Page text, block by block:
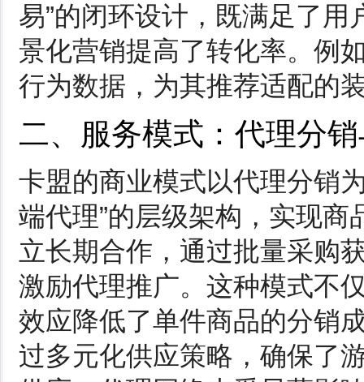
易”的闭环设计，既满足了
景化营销提高了转化率。例
行为数据，为其推荐适配的
二、服务模式：代理分
卡盟的商业模式以代理分销
端代理”的层级架构，实现
立长期合作，通过批量采购
激励代理推广。这种模式不
效应降低了单件商品的分销
过多元化供应策略，确保了